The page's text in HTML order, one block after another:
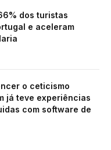
dos turistas
e aceleram
o ceticismo
já teve experiências
com software de